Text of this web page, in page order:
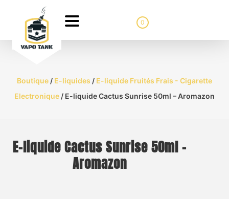
0
Boutique/ E-liquides / E-liquide Fruités Frais - Cigarette
Electronique/ E-liquide Cactus Sunrise 50ml – Aromazon
E-liquide Cactus Sunrise 50ml –
Aromazon